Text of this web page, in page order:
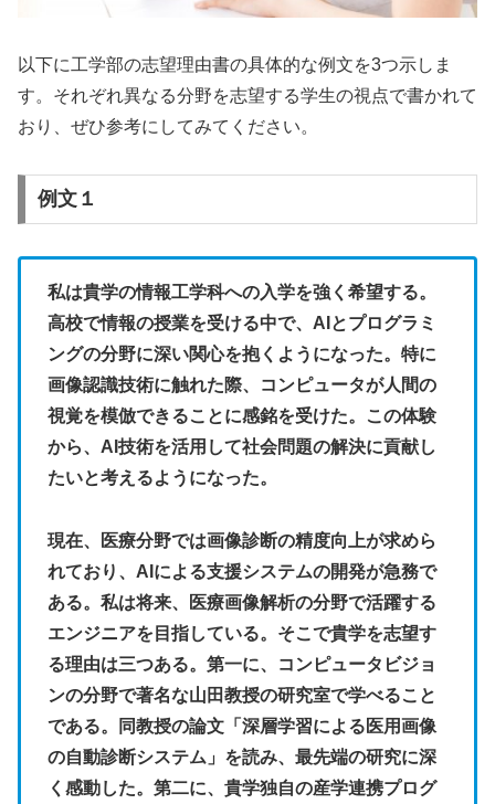
以下に工学部の志望理由書の具体的な例文を3つ示しま
す。それぞれ異なる分野を志望する学生の視点で書かれて
おり、ぜひ参考にしてみてください。
例文１
私は貴学の情報工学科への入学を強く希望する。
高校で情報の授業を受ける中で、AIとプログラミ
ングの分野に深い関心を抱くようになった。特に
画像認識技術に触れた際、コンピュータが人間の
視覚を模倣できることに感銘を受けた。この体験
から、AI技術を活用して社会問題の解決に貢献し
たいと考えるようになった。
現在、医療分野では画像診断の精度向上が求めら
れており、AIによる支援システムの開発が急務で
ある。私は将来、医療画像解析の分野で活躍する
エンジニアを目指している。そこで貴学を志望す
る理由は三つある。第一に、コンピュータビジョ
ンの分野で著名な山田教授の研究室で学べること
である。同教授の論文「深層学習による医用画像
の自動診断システム」を読み、最先端の研究に深
く感動した。第二に、貴学独自の産学連携プログ